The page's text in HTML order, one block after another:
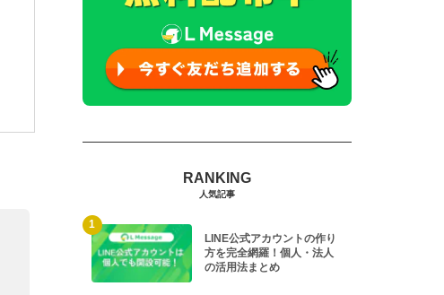
人気記事
1
LINE公式アカウントの作り
方を完全網羅！個人・法人
の活用法まとめ